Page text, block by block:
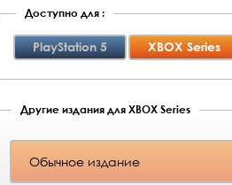
Доступно для :
PlayStation 5 XBOX Series
Другие издания для XBOX Series
Обычное издание